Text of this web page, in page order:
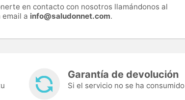
en contacto con nosotros llamándonos al
email a info@saludonnet.com.
Garantía de devolución
Si el servicio no se ha consumido